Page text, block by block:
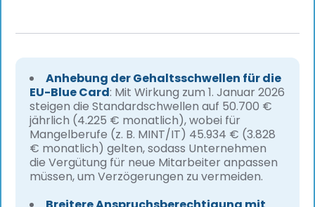
Anhebung der Gehaltsschwellen für die
EU-Blue Card: Mit Wirkung zum 1. Januar 2026
steigen die Standardschwellen auf 50.700 €
jährlich (4.225 € monatlich), wobei für
Mangelberufe (z. B. MINT/IT) 45.934 € (3.828
€ monatlich) gelten, sodass Unternehmen
die Vergütung für neue Mitarbeiter anpassen
müssen, um Verzögerungen zu vermeiden.